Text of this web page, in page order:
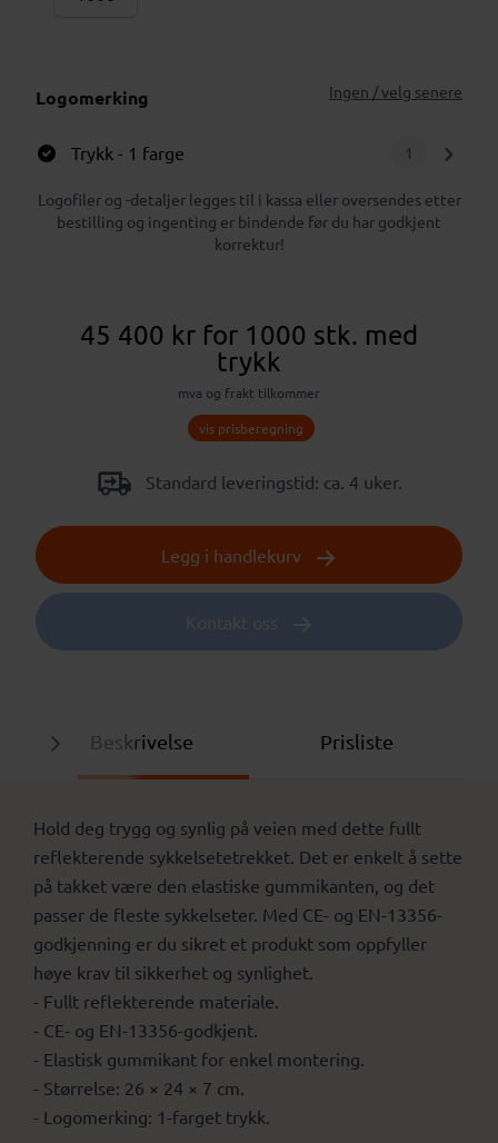
Logomerking Ingen / velg senere
Trykk - 1 farge 1
Logofiler og -detaljer legges til i kassa eller oversendes etter
bestilling og ingenting er bindende før du har godkjent
korrektur!
45 400 kr for 1000 stk. med
trykk
mva og frakt tilkommer
vis prisberegning
Standard leveringstid: ca. 4 uker.
Legg i handlekurv
Kontakt oss
Beskrivelse Prisliste
Hold deg trygg og synlig på veien med dette fullt
reflekterende sykkelsetetrekket. Det er enkelt å sette
på takket være den elastiske gummikanten, og det
passer de fleste sykkelseter. Med CE- og EN-13356-
godkjenning er du sikret et produkt som oppfyller
høye krav til sikkerhet og synlighet.
- Fullt reflekterende materiale.
- CE- og EN-13356-godkjent.
- Elastisk gummikant for enkel montering.
- Størrelse: 26 × 24 × 7 cm.
- Logomerking: 1-farget trykk.